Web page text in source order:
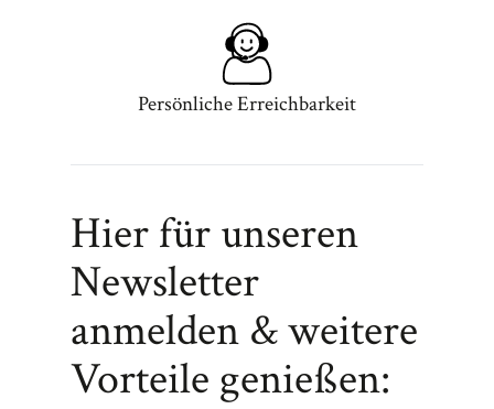
Persönliche Erreichbarkeit
Hier für unseren
Newsletter
anmelden & weitere
Vorteile genießen: